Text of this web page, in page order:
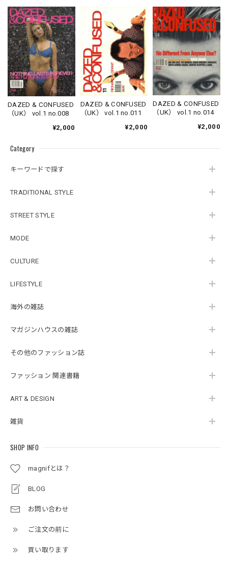
Category
キーワードで探す
TRADITIONAL STYLE
STREET STYLE
MODE
CULTURE
LIFESTYLE
海外の雑誌
マガジンハウスの雑誌
その他のファッション誌
ファッション 関連書籍
ART & DESIGN
雑貨
SHOP INFO
magnifとは？
BLOG
お問い合わせ
ご注文の前に
買い取ります
DAZED & CONFUSED
（UK） vol.1 no.008
¥2,000
DAZED & CONFUSED
（UK） vol.1 no.011
¥2,000
DAZED & CONFUSED
（UK） vol.1 no.014
¥2,000